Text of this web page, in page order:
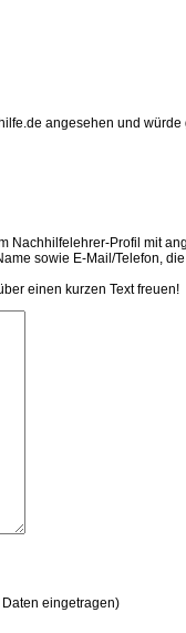
angesehen und
Nachhilfelehrer-Profil mit
sowie E-Mail/Telefon,
einen kurzen Text freuen!
eingetragen)